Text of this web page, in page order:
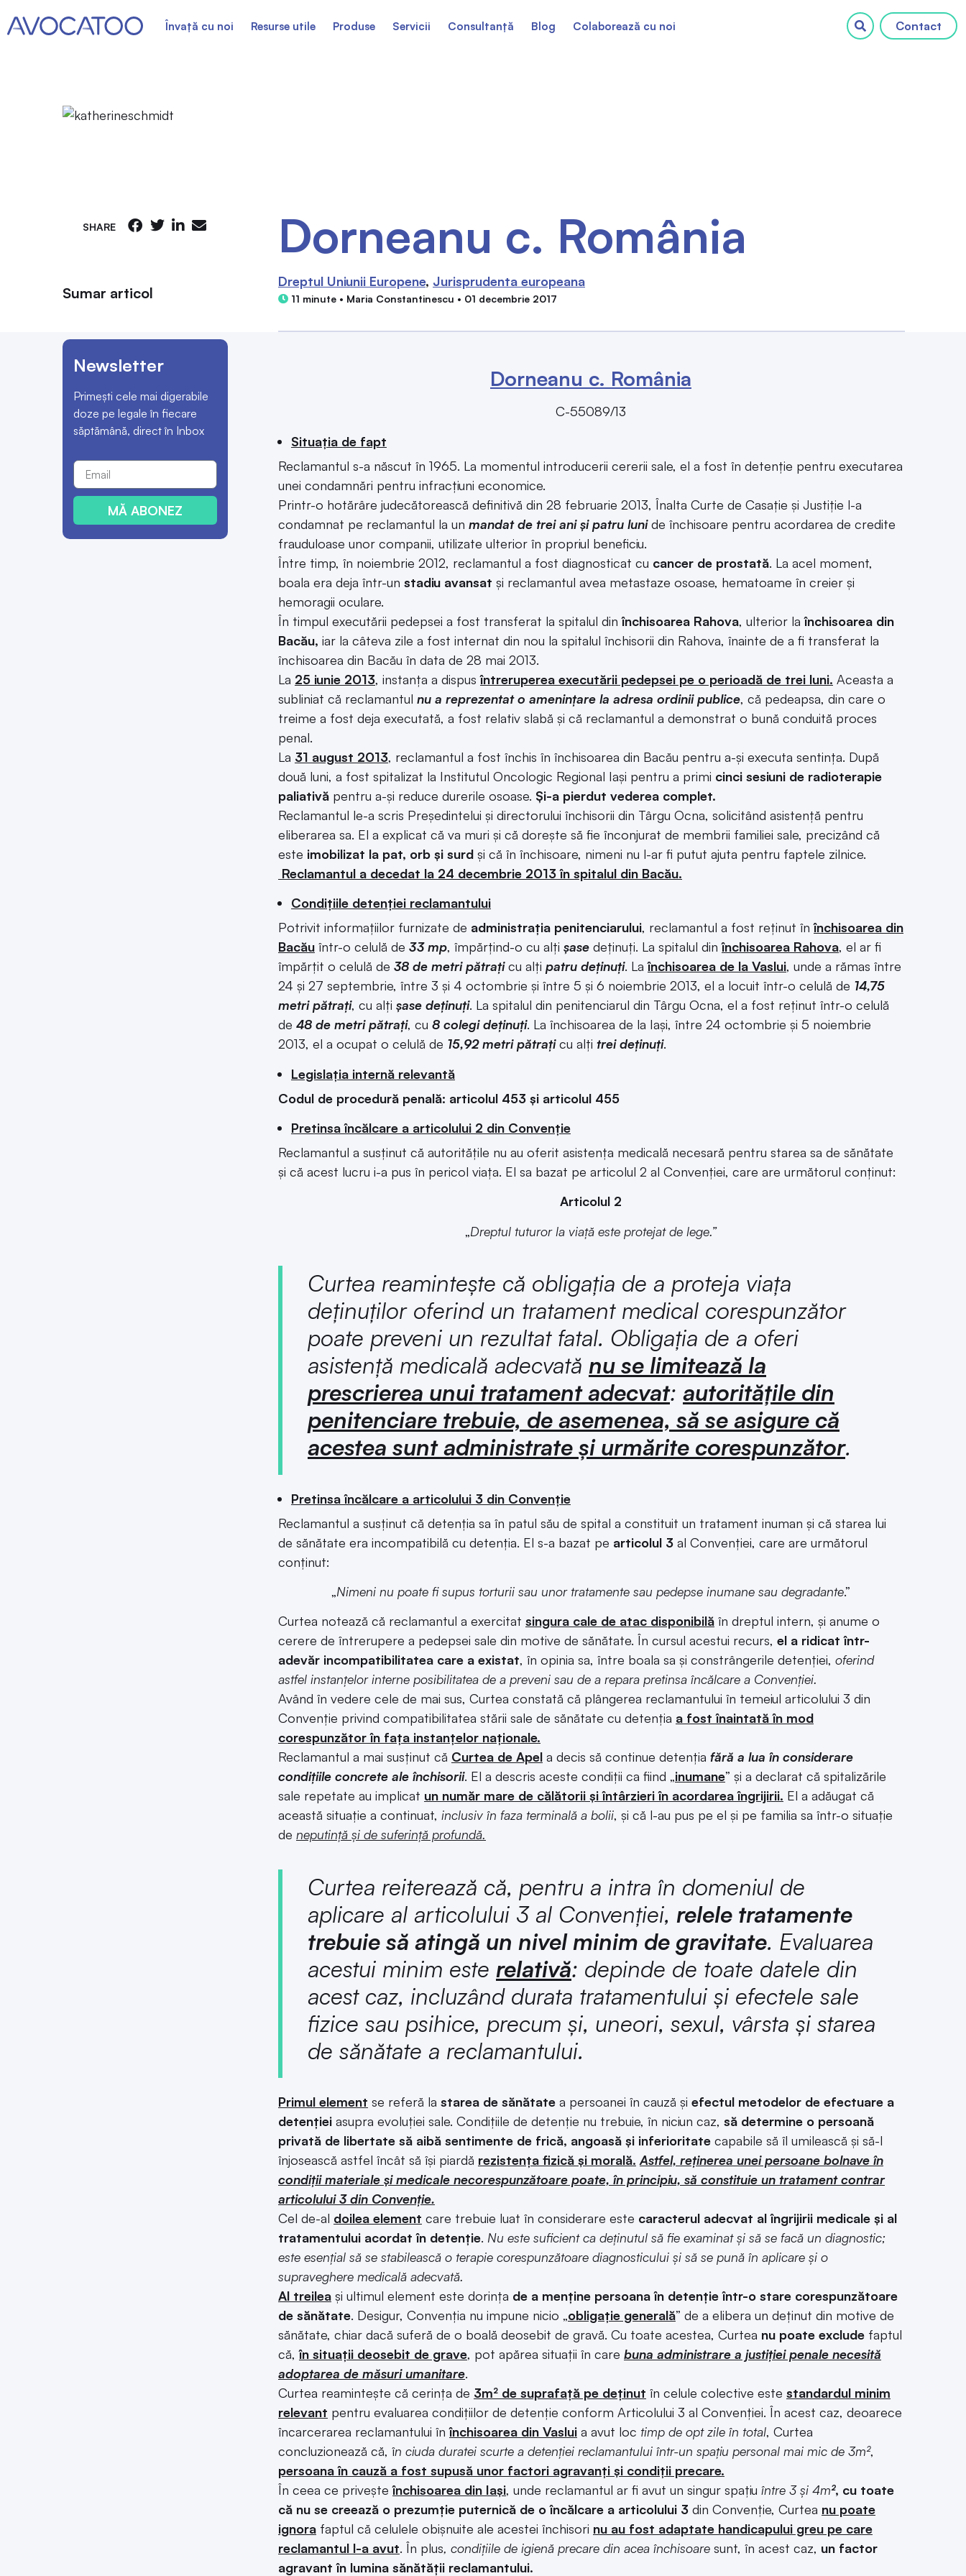
Contact
Învață cu noi Resurse utile Produse Servicii Consultanță Blog Colaborează cu noi
SHARE
Sumar articol
Newsletter
Primești cele mai digerabile
doze pe legale în fiecare
săptămână, direct în Inbox
MĂ ABONEZ
Dorneanu c. România
Dreptul Uniunii Europene Jurisprudenta europeana
11 minute • Maria Constantinescu • 01 decembrie 2017
Dorneanu c. România
C-55089/13
Situația de fapt
Reclamantul s-a născut în 1965. La momentul introducerii cererii sale, el a fost în detenție pentru executarea
unei condamnări pentru infracțiuni economice.
Printr-o hotărâre judecătorească definitivă din 28 februarie 2013, Înalta Curte de Casație și Justiție l-a
condamnat pe reclamantul la un mandat de trei ani și patru lunide închisoare pentru acordarea de credite
frauduloase unor companii, utilizate ulterior în propriul beneficiu.
Între timp, în noiembrie 2012, reclamantul a fost diagnosticat cu cancer de prostată. La acel moment,
boala era deja într-un stadiu avansat și reclamantul avea metastaze osoase, hematoame în creier și
hemoragii oculare.
În timpul executării pedepsei a fost transferat la spitalul dinînchisoarea Rahova, ulterior laînchisoarea din
Bacău, iar la câteva zile a fost internat din nou la spitalul închisorii din Rahova, înainte de a fi transferat la
închisoarea din Bacău în data de 28 mai 2013.
La 25 iunie 2013, instanța a dispusîntreruperea executării pedepsei pe o perioadă de trei luni. Aceasta a
subliniat că reclamantul nu a reprezentat o amenințare la adresa ordinii publice, că pedeapsa, din care o
treime a fost deja executată, a fost relativ slabă și că reclamantul a demonstrat o bună conduită proces
penal.
La 31 august 2013, reclamantul a fost închis în închisoarea din Bacău pentru a-și executa sentința. După
două luni, a fost spitalizat la Institutul Oncologic Regional Iași pentru a primi cinci sesiuni de radioterapie
paliativă pentru a-și reduce durerile osoase. Și-a pierdut vederea complet.
Reclamantul le-a scris Președintelui și directorului închisorii din Târgu Ocna, solicitând asistență pentru
eliberarea sa. El a explicat că va muri și că dorește să fie înconjurat de membrii familiei sale, precizând că
este imobilizat la pat, orb și surd și că în închisoare, nimeni nu l-ar fi putut ajuta pentru faptele zilnice.
Reclamantul a decedat la 24 decembrie 2013 în spitalul din Bacău.
Condițiile detenției reclamantului
Potrivit informațiilor furnizate de administrația penitenciarului, reclamantul a fost reținut înînchisoarea din
Bacău într-o celulă de 33 mp, împărțind-o cu alți șase deținuți. La spitalul dinînchisoarea Rahova, el ar fi
împărțit o celulă de 38 de metri pătrațicu alți patru deținuți. Laînchisoarea de la Vaslui, unde a rămas între
24 și 27 septembrie, între 3 și 4 octombrie și între 5 și 6 noiembrie 2013, el a locuit într-o celulă de 14,75
metri pătrați, cu alți șase deținuți. La spitalul din penitenciarul din Târgu Ocna, el a fost reținut într-o celulă
de 48 de metri pătrați, cu 8 colegi deținuți. La închisoarea de la Iași, între 24 octombrie și 5 noiembrie
2013, el a ocupat o celulă de 15,92 metri pătrațicu alți trei deținuți.
Legislația internă relevantă
Codul de procedură penală: articolul 453 și articolul 455
Pretinsa încălcare a articolului 2 din Convenție
Reclamantul a susținut că autoritățile nu au oferit asistența medicală necesară pentru starea sa de sănătate
și că acest lucru i-a pus în pericol viața. El sa bazat pe articolul 2 al Convenției, care are următorul conținut:
Articolul 2
„Dreptul tuturor la viață este protejat de lege.”
Curtea reamintește că obligația de a proteja viața
deținuților oferind un tratament medical corespunzător
poate preveni un rezultat fatal. Obligația de a oferi
asistență medicală adecvată nu se limitează la
prescrierea unui tratament adecvat: autoritățile din
penitenciare trebuie, de asemenea, să se asigure că
acestea sunt administrate și urmărite corespunzător.
Pretinsa încălcare a articolului 3 din Convenție
Reclamantul a susținut că detenția sa în patul său de spital a constituit un tratament inuman și că starea lui
de sănătate era incompatibilă cu detenția. El s-a bazat pe articolul 3 al Convenției, care are următorul
conținut:
„Nimeni nu poate fi supus torturii sau unor tratamente sau pedepse inumane sau degradante.”
Curtea notează că reclamantul a exercitat singura cale de atac disponibilă în dreptul intern, și anume o
cerere de întrerupere a pedepsei sale din motive de sănătate. În cursul acestui recurs, el a ridicat într-
adevăr incompatibilitatea care a existat, în opinia sa, între boala sa și constrângerile detenției, oferind
astfel instanțelor interne posibilitatea de a preveni sau de a repara pretinsa încălcare a Convenției.
Având în vedere cele de mai sus, Curtea constată că plângerea reclamantului în temeiul articolului 3 din
Convenție privind compatibilitatea stării sale de sănătate cu detenția a fost înaintată în mod
corespunzător în fața instanțelor naționale.
Reclamantul a mai susținut că Curtea de Apel a decis să continue detenția fără a lua în considerare
condițiile concrete ale închisorii. El a descris aceste condiții ca fiind „inumane” și a declarat că spitalizările
sale repetate au implicat un număr mare de călătorii și întârzieri în acordarea îngrijirii. El a adăugat că
această situație a continuat, inclusiv în faza terminală a bolii, și că l-au pus pe el și pe familia sa într-o situație
de neputință și de suferință profundă.
Curtea reiterează că, pentru a intra în domeniul de
aplicare al articolului 3 al Convenției, relele tratamente
trebuie să atingă un nivel minim de gravitate. Evaluarea
acestui minim este relativă: depinde de toate datele din
acest caz, incluzând durata tratamentului și efectele sale
fizice sau psihice, precum și, uneori, sexul, vârsta și starea
de sănătate a reclamantului.
Primul element se referă la starea de sănătate a persoanei în cauză și efectul metodelor de efectuare a
detenției asupra evoluției sale. Condițiile de detenție nu trebuie, în niciun caz, să determine o persoană
privată de libertate să aibă sentimente de frică, angoasă și inferioritate capabile să îl umilească și să-l
înjosească astfel încât să își piardă rezistența fizică și morală. Astfel, reținerea unei persoane bolnave în
condiții materiale și medicale necorespunzătoare poate, în principiu, să constituie un tratament contrar
articolului 3 din Convenție.
Cel de-al doilea element care trebuie luat în considerare este caracterul adecvat al îngrijirii medicale și al
tratamentului acordat în detenție. Nu este suficient ca deținutul să fie examinat și să se facă un diagnostic;
este esențial să se stabilească o terapie corespunzătoare diagnosticului și să se pună în aplicare și o
supraveghere medicală adecvată.
Al treilea și ultimul element este dorința de a menține persoana în detenție într-o stare corespunzătoare
de sănătate. Desigur, Convenția nu impune nicio „obligație generală” de a elibera un deținut din motive de
sănătate, chiar dacă suferă de o boală deosebit de gravă. Cu toate acestea, Curtea nu poate exclude faptul
că,în situații deosebit de grave, pot apărea situații în care buna administrare a justiției penale necesită
adoptarea de măsuri umanitare.
Curtea reamintește că cerința de 3m² de suprafață pe deținut în celule colective este standardul minim
relevant pentru evaluarea condițiilor de detenție conform Articolului 3 al Convenției. În acest caz, deoarece
încarcerarea reclamantului înînchisoarea din Vaslui a avut loc timp de opt zile în total, Curtea
concluzionează că, în ciuda duratei scurte a detenției reclamantului într-un spațiu personal mai mic de 3m²,
persoana în cauză a fost supusă unor factori agravanți și condiții precare.
În ceea ce priveșteînchisoarea din Iași, unde reclamantul ar fi avut un singur spațiu între 3 și 4m², cu toate
că nu se creează o prezumție puternică de o încălcare a articolului 3 din Convenție, Curtea nu poate
ignora faptul că celulele obișnuite ale acestei închisori nu au fost adaptate handicapului greu pe care
reclamantul l-a avut. În plus, condițiile de igienă precare din acea închisoare sunt, în acest caz, un factor
agravant în lumina sănătății reclamantului.